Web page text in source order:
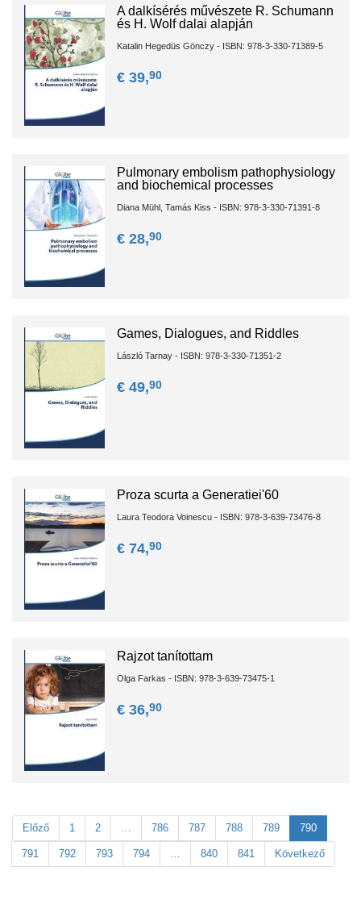
A dalkísérés művészete R. Schumann
és H. Wolf dalai alapján
Katalin Hegedüs Gönczy - ISBN: 978-3-330-71389-5
€ 39,90
Pulmonary embolism pathophysiology
and biochemical processes
Diana Mühl, Tamás Kiss - ISBN: 978-3-330-71391-8
€ 28,90
Games, Dialogues, and Riddles
László Tarnay - ISBN: 978-3-330-71351-2
€ 49,90
Proza scurta a Generatiei'60
Laura Teodora Voinescu - ISBN: 978-3-639-73476-8
€ 74,90
Rajzot tanítottam
Olga Farkas - ISBN: 978-3-639-73475-1
€ 36,90
Előző 1 2 786 787 788 789 790
791 792 793 794 840 841 Következő